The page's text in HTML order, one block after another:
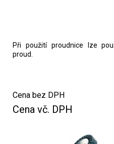
Při použití proudnice lze
proud.
Cena bez DPH
Cena vč. DPH